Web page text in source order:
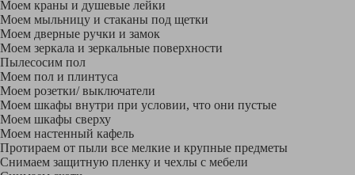
Моем краны и душевые лейки
Моем мыльницу и стаканы под щетки
Моем дверные ручки и замок
Моем зеркала и зеркальные поверхности
Пылесосим пол
Моем пол и плинтуса
Моем розетки/ выключатели
Моем шкафы внутри при условии, что они пустые
Моем шкафы сверху
Моем настенный кафель
Протираем от пыли все мелкие и крупные предметы
Снимаем защитную пленку и чехлы с мебели